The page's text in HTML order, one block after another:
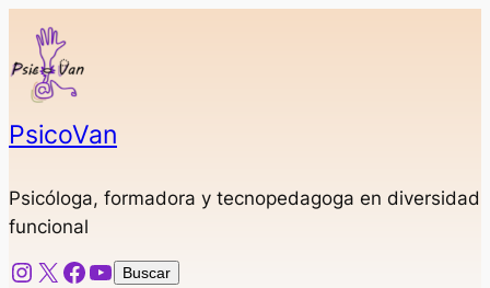
Saltar
contenido
PsicoVan
Psicóloga, formadora y tecnopedagoga en diversidad
funcional
Instagram
X Facebook
YouTube
Buscar
Buscar